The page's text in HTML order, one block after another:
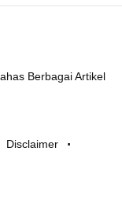
Berbagai Artikel
Disclaimer